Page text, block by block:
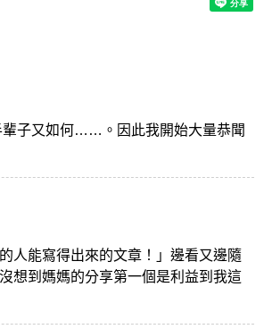
輩子又如何……。因此我開始大量恭聞
人能寫得出來的文章！」邊看又邊隨
想到媽媽的分享第一個是利益到我這